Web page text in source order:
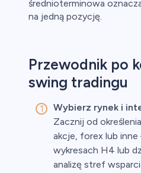
średnioterminowa
na jedną pozycję.
Przewodnik po
swing tradingu
Wybierz rynek i
Zacznij od
akcje, forex lub inne
wykresach H4 lub
analizę stref